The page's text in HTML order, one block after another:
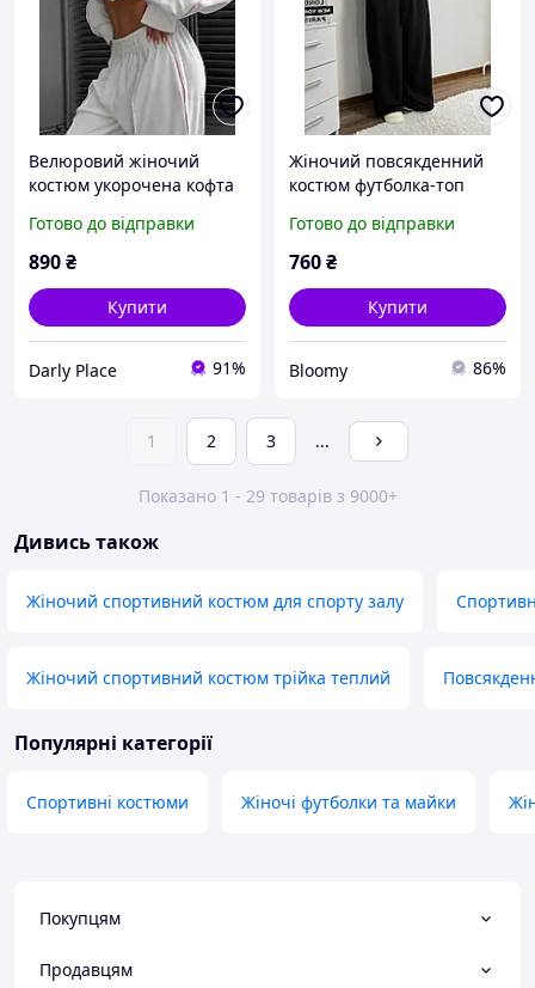
Велюровий жіночий
костюм укорочена кофта
рукавом і вільні штани на
резинці з розрізами
Готово до відправки
890₴
Купити
Darly Place 91%
Жіночий повсякденний
костюм футболка-топ
крою на гумці чорний
сірий білий
Готово до відправки
760₴
Купити
Bloomy 86%
1 2 3 ...
Показано 1 - 29 товарів з 9000+
Дивись також
Жіночий спортивний костюм для спорту залу
Жіночий спортивний костюм трійка теплий
Популярні категорії
Спортивні костюми Жіночі футболки та майки
Покупцям
Продавцям